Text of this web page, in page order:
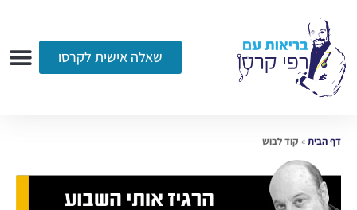
שאלה אישית לקרסו
דף הבית» קוד לבוש